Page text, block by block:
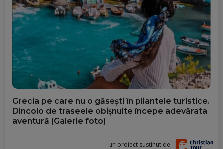
Grecia pe care nu o găsești în pliantele turistice.
Dincolo de traseele obișnuite începe adevărata
aventură (Galerie foto)
un proiect susținut de